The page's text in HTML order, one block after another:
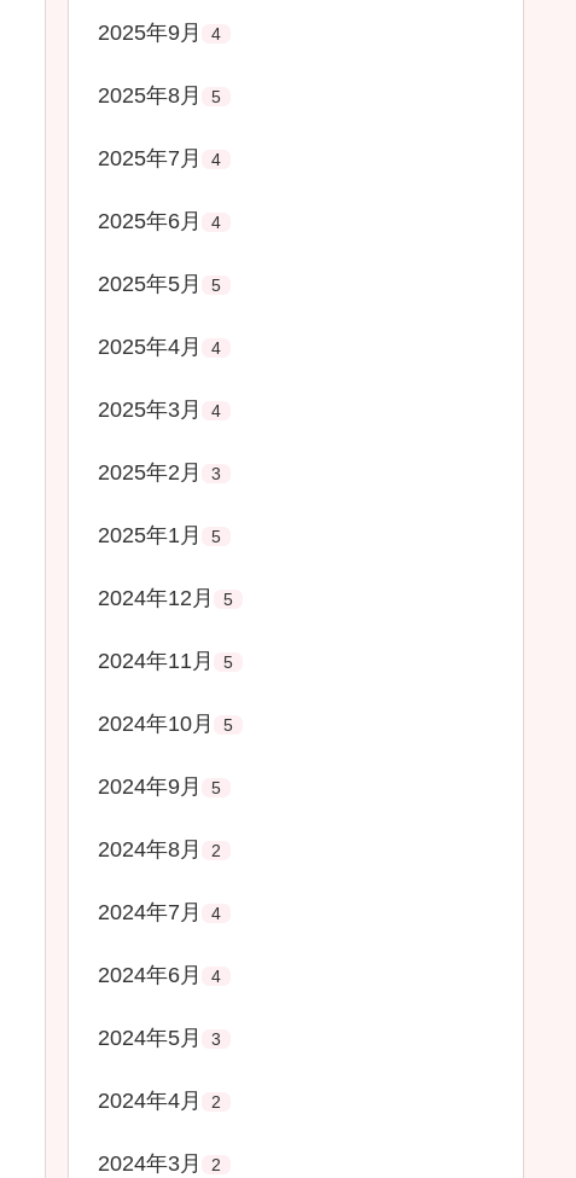
2025年9月 4
2025年8月 5
2025年7月 4
2025年6月 4
2025年5月 5
2025年4月 4
2025年3月 4
2025年2月 3
2025年1月 5
2024年12月 5
2024年11月 5
2024年10月 5
2024年9月 5
2024年8月 2
2024年7月 4
2024年6月 4
2024年5月 3
2024年4月 2
2024年3月 2